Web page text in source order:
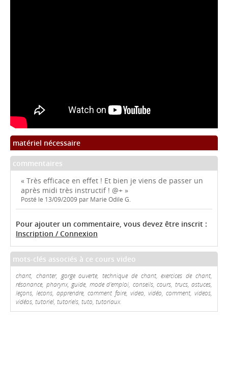
matériel nécessaire
commentaires
« Très efficace en effet ! Et bien je viens de passer un
après midi très instructif ! @+ »
Posté le 13/09/2009 par Marie Odile G.
Pour ajouter un commentaire, vous devez être inscrit :
Inscription / Connexion
mots-clés associés à ce cours video
chant, chanter, gorge ouverte, technique de chant, exercices de chant,
résonance, pharynx, guide, mode d'emploi, conseils, cours, trucs, astuces,
leçons, lecons, apprendre, comment faire, video, vidéo, comment, videos,
vidéos, tutoriel, tutoriels, tuto, tutoriaux.